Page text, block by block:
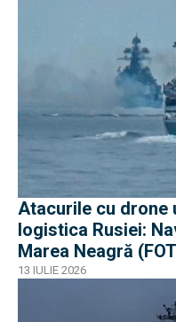
Atacurile cu drone
logistica Rusiei:
Marea Neagră
13 IULIE 2026